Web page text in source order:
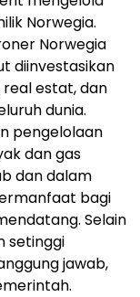
Norwegia.
Norwegia
diinvestasikan
estat, dan
dunia.
pengelolaan
dan gas
dan dalam
bagi
Selain
setinggi
jawab,